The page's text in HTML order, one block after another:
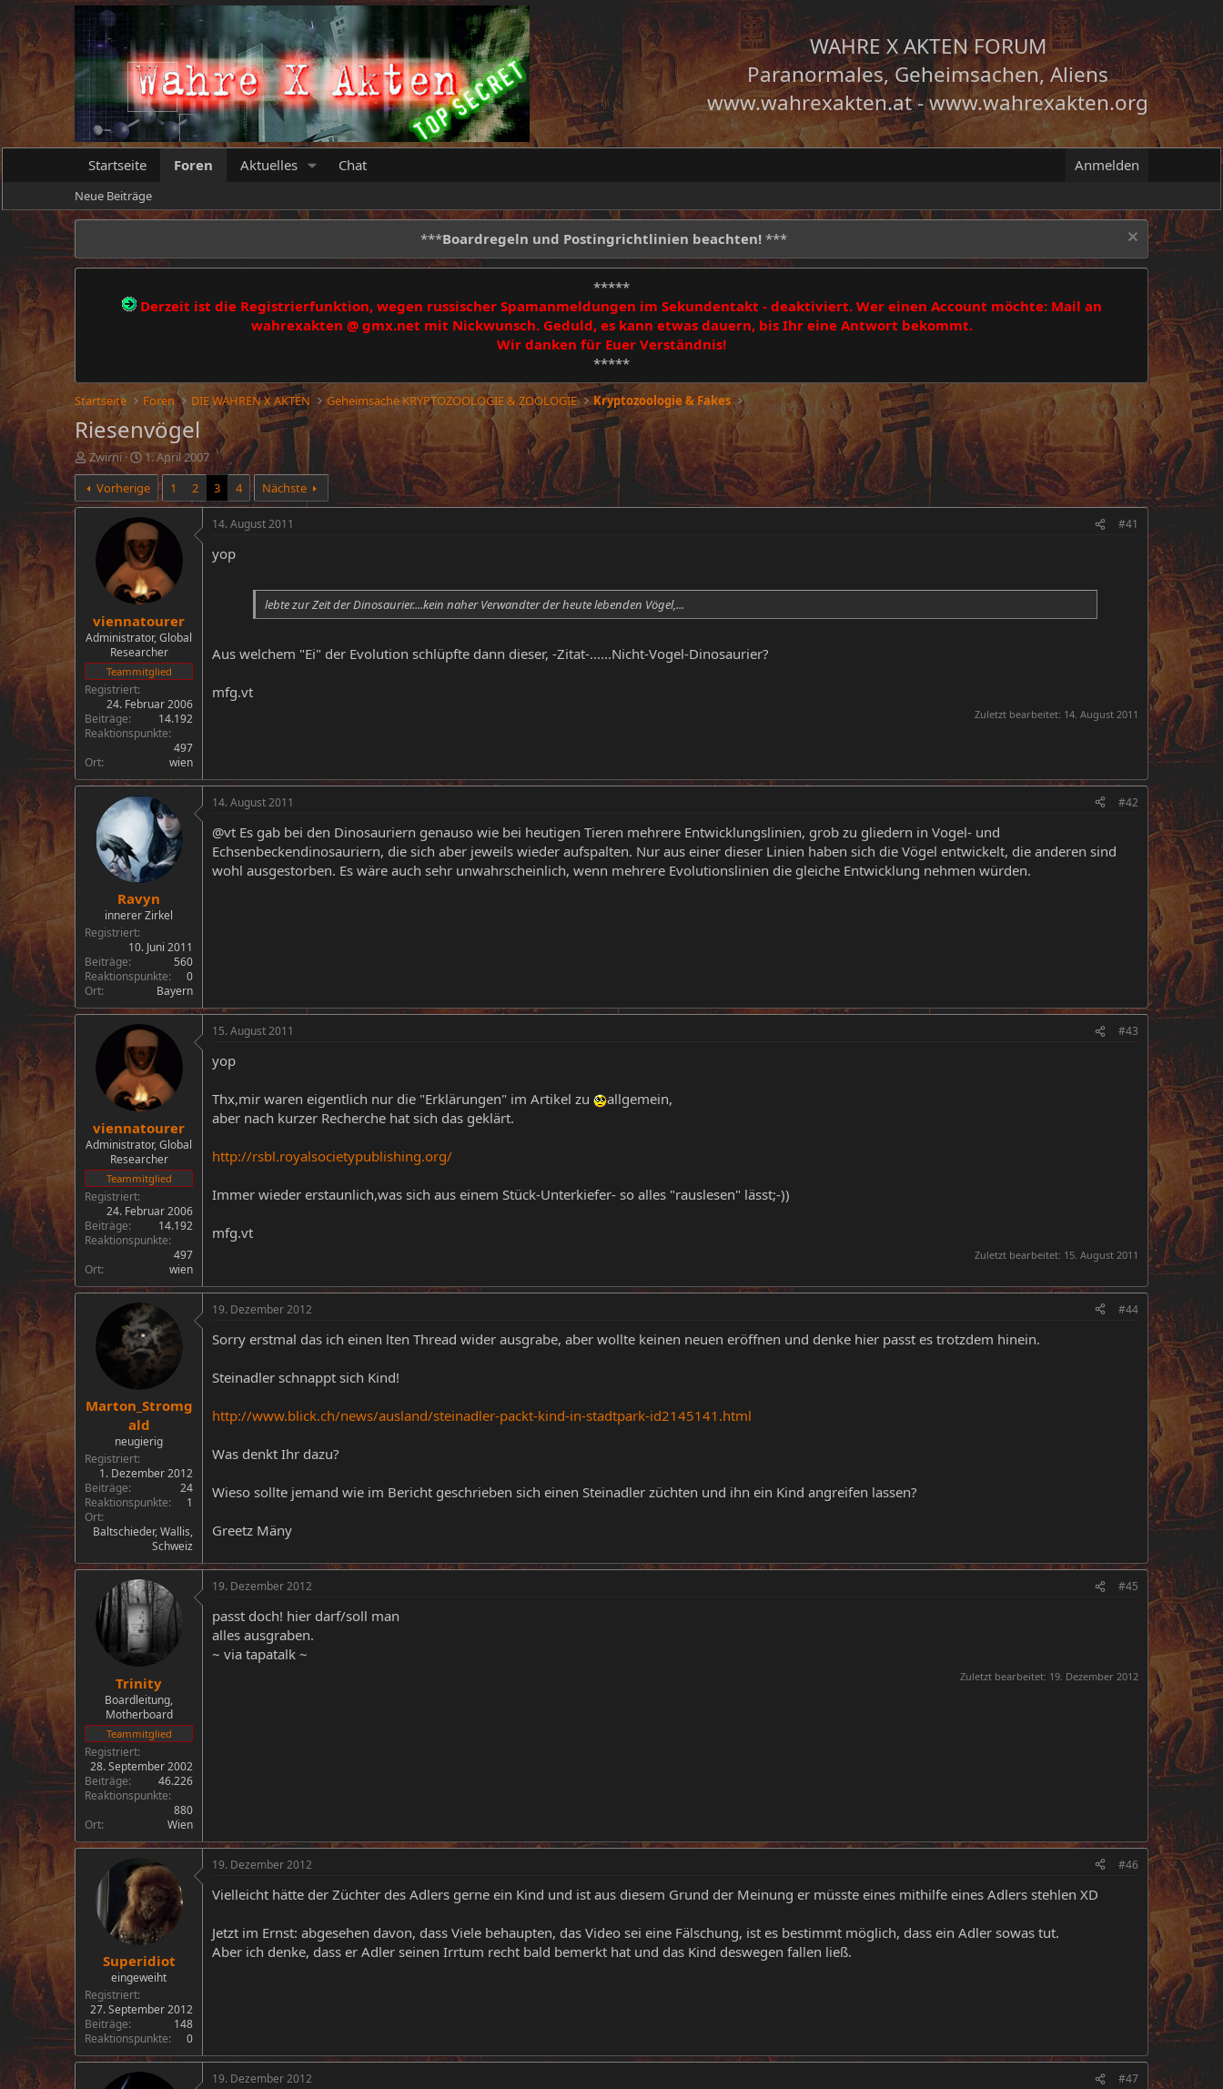
WAHRE X AKTEN FORUM
Paranormales, Geheimsachen, Aliens
www.wahrexakten.at-www.wahrexakten.org
Startseite Foren Aktuelles Chat Anmelden
Neue Beiträge
***Boardregeln und Postingrichtlinien beachten! ***
*****
Derzeit ist die Registrierfunktion, wegen russischer Spamanmeldungen im Sekundentakt - deaktiviert. Wer einen Account möchte: Mail an
wahrexakten @ gmx.net mit Nickwunsch. Geduld, es kann etwas dauern, bis Ihr eine Antwort bekommt.
Wir danken für Euer Verständnis!
*****
Startseite Foren DIE WAHREN X AKTEN Geheimsache KRYPTOZOOLOGIE & ZOOLOGIE Kryptozoologie & Fakes
Riesenvögel
E
r
s
t
Zwirni
E
r
s
t
e
l
l
t
a
m
1. April 2007
Vorherige
1 2 3 4 Nächste
viennatourer
Administrator, Global
Researcher
Teammitglied
Registriert
24. Februar 2006
Beiträge
14.192
Reaktionspunkte
497
Ort
wien
14. August 2011 #41
yop
lebte zur Zeit der Dinosaurier....kein naher Verwandter der heute lebenden Vögel,...
Aus welchem "Ei" der Evolution schlüpfte dann dieser, -Zitat-......Nicht-Vogel-Dinosaurier?
mfg.vt
Zuletzt bearbeitet: 14. August 2011
Ravyn
innerer Zirkel
Registriert
10. Juni 2011
Beiträge
560
Reaktionspunkte
0
Ort
Bayern
14. August 2011 #42
@vt Es gab bei den Dinosauriern genauso wie bei heutigen Tieren mehrere Entwicklungslinien, grob zu gliedern in Vogel- und
Echsenbeckendinosauriern, die sich aber jeweils wieder aufspalten. Nur aus einer dieser Linien haben sich die Vögel entwickelt, die anderen sind
wohl ausgestorben. Es wäre auch sehr unwahrscheinlich, wenn mehrere Evolutionslinien die gleiche Entwicklung nehmen würden.
viennatourer
Administrator, Global
Researcher
Teammitglied
Registriert
24. Februar 2006
Beiträge
14.192
Reaktionspunkte
497
Ort
wien
15. August 2011 #43
yop
Thx,mir waren eigentlich nur die "Erklärungen" im Artikel zu
allgemein,
aber nach kurzer Recherche hat sich das geklärt.
http://rsbl.royalsocietypublishing.org/
Immer wieder erstaunlich,was sich aus einem Stück-Unterkiefer- so alles "rauslesen" lässt;-))
mfg.vt
Zuletzt bearbeitet: 15. August 2011
Marton_Stromg
ald
neugierig
Registriert
1. Dezember 2012
Beiträge
24
Reaktionspunkte
1
Ort
Baltschieder, Wallis,
Schweiz
19. Dezember 2012 #44
Sorry erstmal das ich einen lten Thread wider ausgrabe, aber wollte keinen neuen eröffnen und denke hier passt es trotzdem hinein.
Steinadler schnappt sich Kind!
http://www.blick.ch/news/ausland/steinadler-packt-kind-in-stadtpark-id2145141.html
Was denkt Ihr dazu?
Wieso sollte jemand wie im Bericht geschrieben sich einen Steinadler züchten und ihn ein Kind angreifen lassen?
Greetz Mäny
Trinity
Boardleitung,
Motherboard
Teammitglied
Registriert
28. September 2002
Beiträge
46.226
Reaktionspunkte
880
Ort
Wien
19. Dezember 2012 #45
passt doch! hier darf/soll man
alles ausgraben.
~ via tapatalk ~
Zuletzt bearbeitet: 19. Dezember 2012
Superidiot
eingeweiht
Registriert
27. September 2012
Beiträge
148
Reaktionspunkte
0
19. Dezember 2012 #46
Vielleicht hätte der Züchter des Adlers gerne ein Kind und ist aus diesem Grund der Meinung er müsste eines mithilfe eines Adlers stehlen XD
Jetzt im Ernst: abgesehen davon, dass Viele behaupten, das Video sei eine Fälschung, ist es bestimmt möglich, dass ein Adler sowas tut.
Aber ich denke, dass er Adler seinen Irrtum recht bald bemerkt hat und das Kind deswegen fallen ließ.
19. Dezember 2012 #47